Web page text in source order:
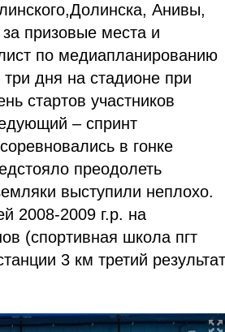
Анивы,
призовые места и
по медиапланированию
дня на стадионе при
стартов участников
– спринт
в гонке
преодолеть
выступили неплохо.
2008-2009 г.р. на
(спортивная школа пгт
3 км третий результат